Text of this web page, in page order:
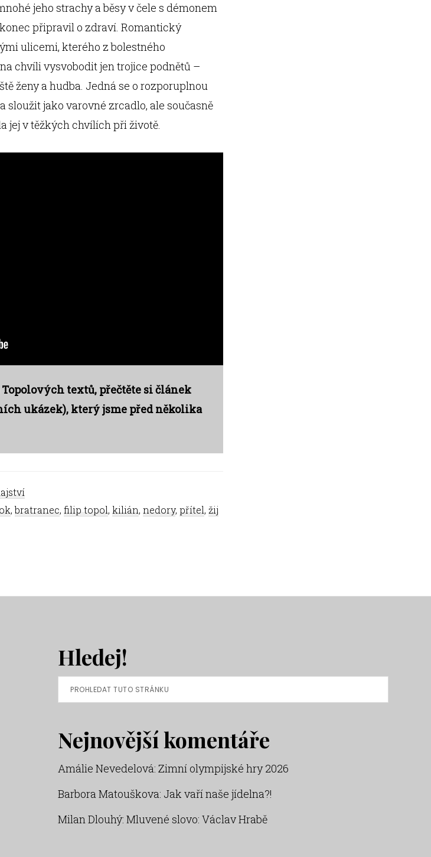
jeho strachy a běsy v čele s démonem
připravil o zdraví. Romantický
ulicemi, kterého z bolestného
chvíli vysvobodit jen trojice podnětů –
ženy a hudba. Jedná se o rozporuplnou
jako varovné zrcadlo, ale současně
jej v těžkých chvílích při životě.
textů, přečtěte si článek
ukázek), který jsme před několika
,bratranec, filip topol, kilián, nedory, přítel, žij
Hledej!
Prohledat
tuto
Nejnovější komentáře
Amálie Nevedelová: Zimní olympijské hry 2026
Barbora Matouškova: Jak vaří naše jídelna?!
Milan Dlouhý: Mluvené slovo: Václav Hrabě